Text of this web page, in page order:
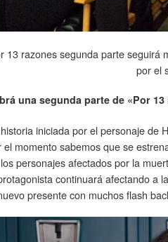
13 razones segunda parte seguirá
por el
una segunda parte de «Por 13
iniciada por el personaje de
el momento sabemos que se
personajes afectados por la
continuará afectando a
presente con muchos flash